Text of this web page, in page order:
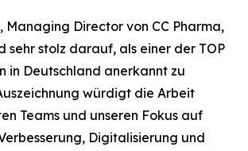
Managing Director von CC Pharma,
sehr stolz darauf, als einer der TOP
in Deutschland anerkannt zu
würdigt die Arbeit
Teams und unseren Fokus auf
Digitalisierung und